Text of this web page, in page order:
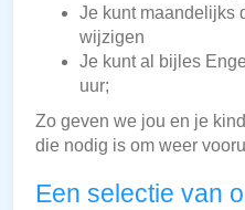
Je kunt maandelijks
wijzigen
Je kunt al bijles
uur;
Zo geven we jou en je
die nodig is om weer
Een selectie van